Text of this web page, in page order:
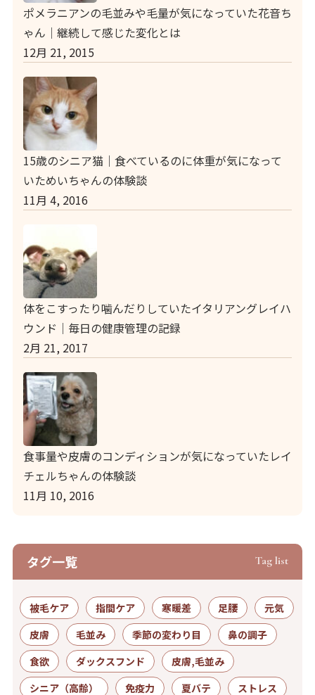
ポメラニアンの毛並みや毛量が気になっていた花音ち
ゃん｜継続して感じた変化とは
12月 21, 2015
15歳のシニア猫｜食べているのに体重が気になって
いためいちゃんの体験談
11月 4, 2016
体をこすったり噛んだりしていたイタリアングレイハ
ウンド｜毎日の健康管理の記録
2月 21, 2017
食事量や皮膚のコンディションが気になっていたレイ
チェルちゃんの体験談
11月 10, 2016
タグ⼀覧 Tag list
被毛ケア 指間ケア 寒暖差 足腰
元気
皮膚
毛並み 季節の変わり目
鼻の調子
食欲
ダックスフンド
皮膚,毛並み
シニア（高齢）
免疫力 夏バテ
ストレス